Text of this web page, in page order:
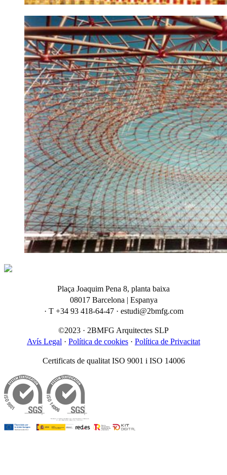
Plaça Joaquim Pena 8, planta baixa
08017 Barcelona | Espanya
· T +34 93 418-64-47 · estudi@2bmfg.com
©2023 · 2BMFG Arquitectes SLP
Avís Legal · Política de cookies · Política de Privacitat
Certificats de qualitat ISO 9001 i ISO 14006